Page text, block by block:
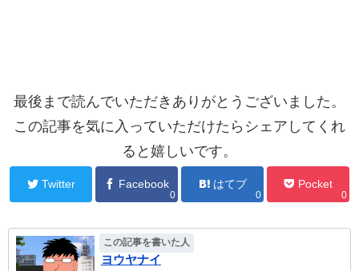
最後まで読んでいただきありがとうございました。
この記事を気に入っていただけたらシェアしてくれ
ると嬉しいです。
Twitter Facebook
0
はてブ
0
Pocket
0
この記事を書いた人
ヨウヤナイ